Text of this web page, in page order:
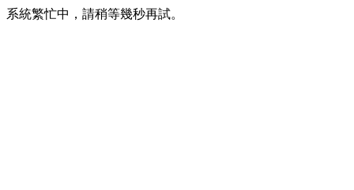
系統繁忙中，請稍等幾秒再試。